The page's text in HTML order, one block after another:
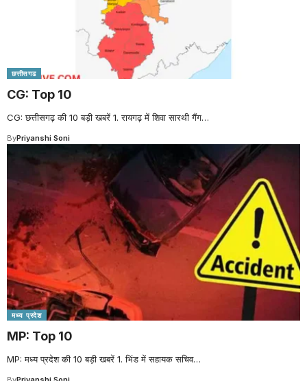
छत्तीसगढ
CG: Top 10
CG: छत्तीसगढ़ की 10 बड़ी खबरें 1. रायगढ़ में शिवा सारथी गैंग…
ByPriyanshi Soni
मध्य प्रदेश
MP: Top 10
MP: मध्य प्रदेश की 10 बड़ी खबरें 1. भिंड में सहायक सचिव…